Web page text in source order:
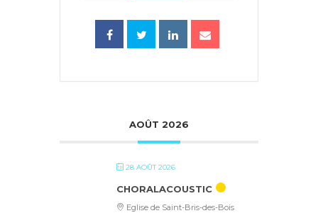
AOÛT 2026
28 AOÛT 2026
CHORALACOUSTIC
Eglise de Saint-Bris-des-Bois